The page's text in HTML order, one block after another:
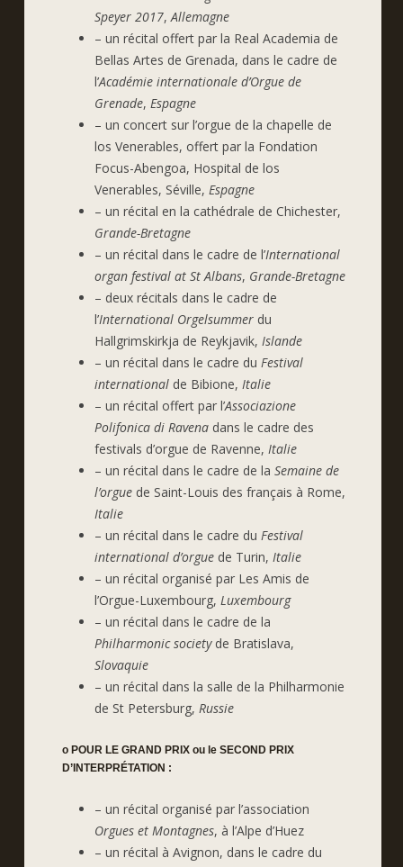
Speyer 2017,Allemagne
– un récital offert par la Real Academia de
Bellas Artes de Grenada, dans le cadre de
l’Académie internationale d’Orgue de
Grenade, Espagne
– un concert sur l’orgue de la chapelle de
los Venerables, offert par la Fondation
Focus-Abengoa, Hospital de los
Venerables, Séville, Espagne
– un récital en la cathédrale de Chichester,
Grande-Bretagne
– un récital dans le cadre de l’International
organ festival at St Albans, Grande-Bretagne
– deux récitals dans le cadre de
l’International Orgelsummer du
Hallgrimskirkja de Reykjavik, Islande
– un récital dans le cadre du Festival
international de Bibione, Italie
– un récital offert par l’Associazione
Polifonica di Ravena dans le cadre des
festivals d’orgue de Ravenne, Italie
– un récital dans le cadre de la Semaine de
l’orgue de Saint-Louis des français à Rome,
Italie
– un récital dans le cadre du Festival
international d’orgue de Turin, Italie
– un récital organisé par Les Amis de
l’Orgue-Luxembourg, Luxembourg
– un récital dans le cadre de la
Philharmonic societyde Bratislava,
Slovaquie
– un récital dans la salle de la Philharmonie
de St Petersburg, Russie
o POUR LE GRAND PRIX ou le SECOND PRIX
D’INTERPRÉTATION :
– un récital organisé par l’association
Orgues et Montagnes, à l’Alpe d’Huez
– un récital à Avignon, dans le cadre du